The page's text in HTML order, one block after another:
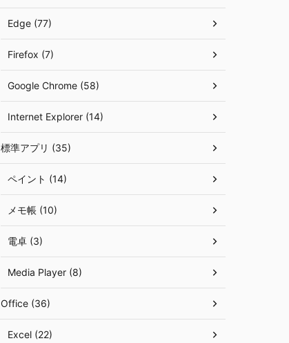
Edge (77)
Firefox (7)
Google Chrome (58)
Internet Explorer (14)
標準アプリ (35)
ペイント (14)
メモ帳 (10)
電卓 (3)
Media Player (8)
Office (36)
Excel (22)